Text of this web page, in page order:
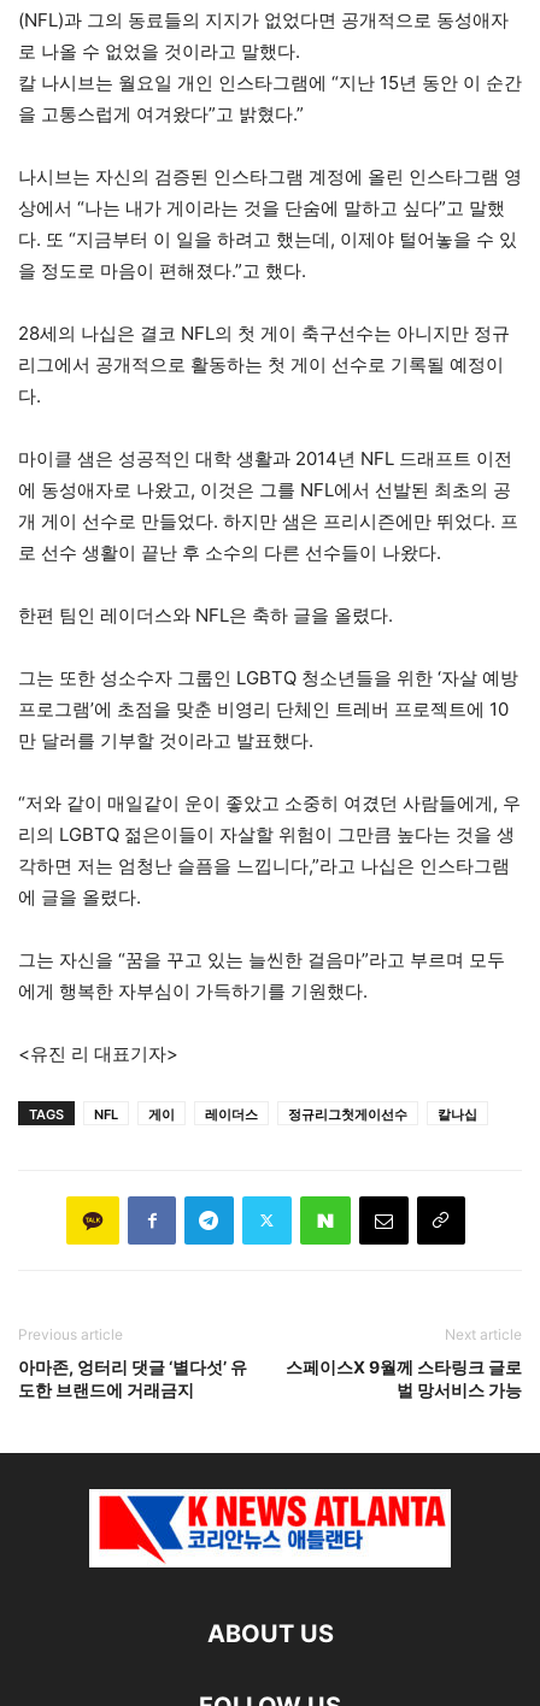
(NFL)과 그의 동료들의 지지가 없었다면 공개적으로 동성애자
로 나올 수 없었을 것이라고 말했다.
칼 나시브는 월요일 개인 인스타그램에 “지난 15년 동안 이 순간
을 고통스럽게 여겨왔다”고 밝혔다.”
나시브는 자신의 검증된 인스타그램 계정에 올린 인스타그램 영
상에서 “나는 내가 게이라는 것을 단숨에 말하고 싶다”고 말했
다. 또 “지금부터 이 일을 하려고 했는데, 이제야 털어놓을 수 있
을 정도로 마음이 편해졌다.”고 했다.
28세의 나십은 결코 NFL의 첫 게이 축구선수는 아니지만 정규
리그에서 공개적으로 활동하는 첫 게이 선수로 기록될 예정이
다.
마이클 샘은 성공적인 대학 생활과 2014년 NFL 드래프트 이전
에 동성애자로 나왔고, 이것은 그를 NFL에서 선발된 최초의 공
개 게이 선수로 만들었다. 하지만 샘은 프리시즌에만 뛰었다. 프
로 선수 생활이 끝난 후 소수의 다른 선수들이 나왔다.
한편 팀인 레이더스와 NFL은 축하 글을 올렸다.
그는 또한 성소수자 그룹인 LGBTQ 청소년들을 위한 ‘자살 예방
프로그램’에 초점을 맞춘 비영리 단체인 트레버 프로젝트에 10
만 달러를 기부할 것이라고 발표했다.
“저와 같이 매일같이 운이 좋았고 소중히 여겼던 사람들에게, 우
리의 LGBTQ 젊은이들이 자살할 위험이 그만큼 높다는 것을 생
각하면 저는 엄청난 슬픔을 느낍니다,”라고 나십은 인스타그램
에 글을 올렸다.
그는 자신을 “꿈을 꾸고 있는 늘씬한 걸음마”라고 부르며 모두
에게 행복한 자부심이 가득하기를 기원했다.
<유진 리 대표기자>
TAGS NFL 게이 레이더스 정규리그첫게이선수 칼나십
Previous article
아마존, 엉터리 댓글 ‘별다섯’ 유
도한 브랜드에 거래금지
Next article
스페이스X 9월께 스타링크 글로
벌 망서비스 가능
ABOUT US